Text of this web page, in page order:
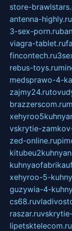
store-
antenna-highly.ru
3-sex-porn.ru
viagra-tablet.ru
fincontech.ru
rebus-toys.ru
medsprawo-4-
zajmy24.ru
brazzerscom.ru
vskrytie-
zed-online.ru
xehyroo-5-
guzywia-4-
cs68.ru
raszar.ru
lipetsktelecom.ru